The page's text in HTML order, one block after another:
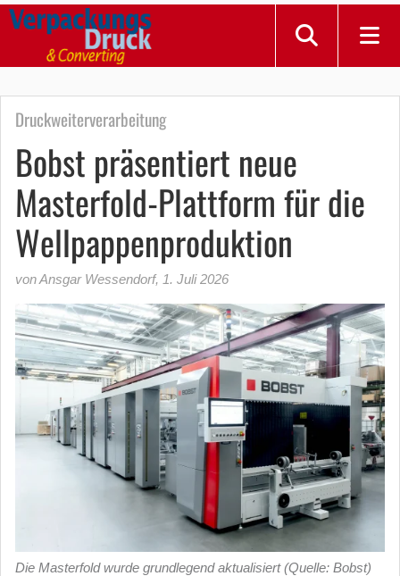
Druckweiterverarbeitung
Bobst präsentiert neue
Masterfold-Plattform für die
Wellpappenproduktion
von Ansgar Wessendorf, 1. Juli 2026
Die Masterfold wurde grundlegend aktualisiert (Quelle: Bobst)